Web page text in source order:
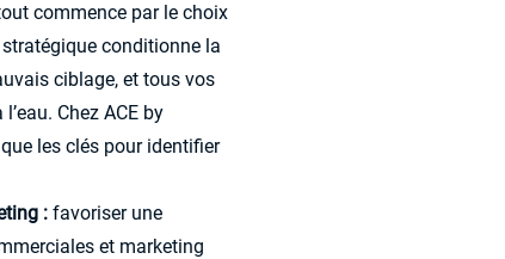
commence par le choix
conditionne la
ciblage, et tous vos
Chez ACE by
les clés pour identifier
: favoriser une
et marketing